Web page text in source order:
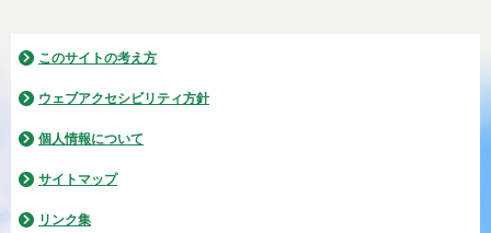
このサイトの考え方
ウェブアクセシビリティ方針
個人情報について
サイトマップ
リンク集